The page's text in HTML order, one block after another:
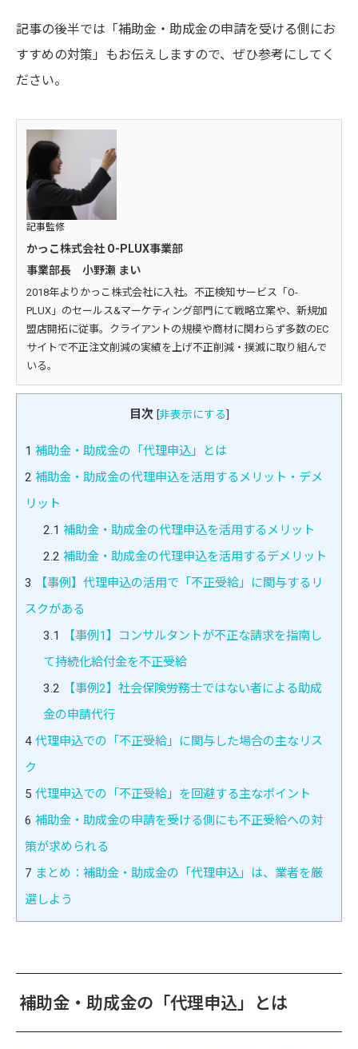
記事の後半では「補助金・助成金の申請を受ける側にお
すすめの対策」もお伝えしますので、ぜひ参考にしてく
ださい。
記事監修
かっこ株式会社 O-PLUX事業部
事業部長 小野瀬 まい
2018年よりかっこ株式会社に入社。不正検知サービス「O-
PLUX」のセールス&マーケティング部門にて戦略立案や、新規加
盟店開拓に従事。クライアントの規模や商材に関わらず多数のEC
サイトで不正注文削減の実績を上げ不正削減・撲滅に取り組んで
いる。
目次 [非表示にする]
1 補助金・助成金の「代理申込」とは
2 補助金・助成金の代理申込を活用するメリット・デメ
リット
2.1 補助金・助成金の代理申込を活用するメリット
2.2 補助金・助成金の代理申込を活用するデメリット
3
【事例】代理申込の活用で「不正受給」に関与するリ
スクがある
3.1
【事例1】コンサルタントが不正な請求を指南し
て持続化給付金を不正受給
3.2 【事例2】社会保険労務士ではない者による助成
金の申請代行
4 代理申込での「不正受給」に関与した場合の主なリス
ク
5 代理申込での「不正受給」を回避する主なポイント
6 補助金・助成金の申請を受ける側にも不正受給への対
策が求められる
7 まとめ：補助金・助成金の「代理申込」は、業者を厳
選しよう
補助金・助成金の「代理申込」とは